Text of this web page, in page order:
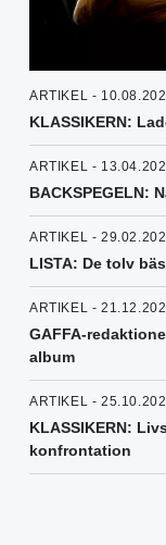
ARTIKEL -
KLASSIKERN:
ARTIKEL -
BACKSPEGELN:
ARTIKEL -
LISTA: De tolv
ARTIKEL -
GAFFA-
album
ARTIKEL -
KLASSIKERN:
konfrontation